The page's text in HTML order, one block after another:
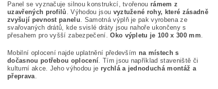
Panel se vyznačuje silnou konstrukcí, tvořenou rámem z
uzavřených profilů . Výhodou jsou vyztužené rohy, které zásadně
zvyšují pevnost panelu. Samotná výplň je pak vyrobena ze
svařovaných drátů, kde svislé dráty jsou nahoře ukončeny s
přesahem pro vyšší zabezpečení.Oko výpletu je 100 x 300 mm.
Mobilní oplocení najde uplatnění především na místech s
dočasnou potřebou oplocení. Tím jsou například staveniště či
kulturní akce. Jeho výhodou je rychlá a jednoduchá montáž a
přeprava.